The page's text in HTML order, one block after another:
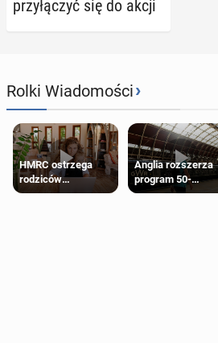
przy­łą­czyć się do akcji
Rolki Wiadomości›
HMRC ostrzega
rodziców
pobierających Child
Anglia rozszerza
program 50-
procentowych